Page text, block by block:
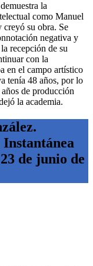
la
como Manuel
su obra. Se
negativa y
recepción de su
con la
en el campo artístico
tenía 48 años, por lo
de producción
la academia.
de junio de